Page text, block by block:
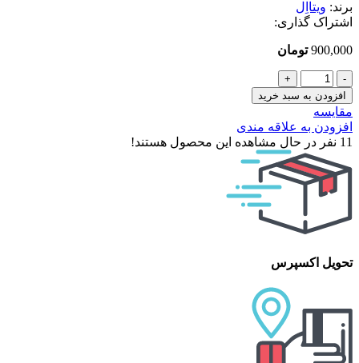
برند: ویتااِل
اشتراک گذاری:
900,000 تومان
شامپو
فری
سولفات
میراکل
آرگان
ویتااِل
عدد
افزودن به سبد خرید
مقایسه
افزودن به علاقه مندی
11 نفر در حال مشاهده این محصول هستند!
تحویل اکسپرس